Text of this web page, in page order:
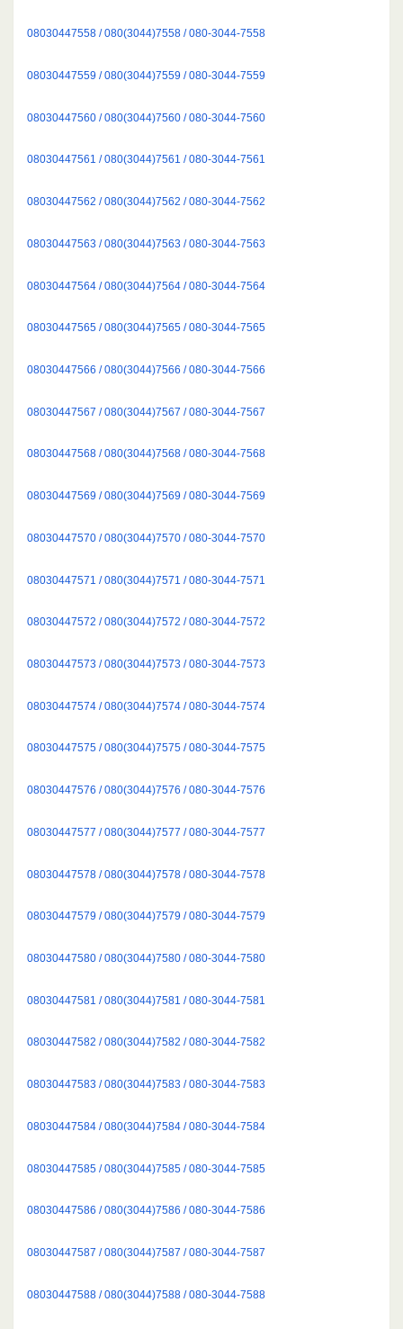
08030447558 / 080(3044)7558 / 080-3044-7558
08030447559 / 080(3044)7559 / 080-3044-7559
08030447560 / 080(3044)7560 / 080-3044-7560
08030447561 / 080(3044)7561 / 080-3044-7561
08030447562 / 080(3044)7562 / 080-3044-7562
08030447563 / 080(3044)7563 / 080-3044-7563
08030447564 / 080(3044)7564 / 080-3044-7564
08030447565 / 080(3044)7565 / 080-3044-7565
08030447566 / 080(3044)7566 / 080-3044-7566
08030447567 / 080(3044)7567 / 080-3044-7567
08030447568 / 080(3044)7568 / 080-3044-7568
08030447569 / 080(3044)7569 / 080-3044-7569
08030447570 / 080(3044)7570 / 080-3044-7570
08030447571 / 080(3044)7571 / 080-3044-7571
08030447572 / 080(3044)7572 / 080-3044-7572
08030447573 / 080(3044)7573 / 080-3044-7573
08030447574 / 080(3044)7574 / 080-3044-7574
08030447575 / 080(3044)7575 / 080-3044-7575
08030447576 / 080(3044)7576 / 080-3044-7576
08030447577 / 080(3044)7577 / 080-3044-7577
08030447578 / 080(3044)7578 / 080-3044-7578
08030447579 / 080(3044)7579 / 080-3044-7579
08030447580 / 080(3044)7580 / 080-3044-7580
08030447581 / 080(3044)7581 / 080-3044-7581
08030447582 / 080(3044)7582 / 080-3044-7582
08030447583 / 080(3044)7583 / 080-3044-7583
08030447584 / 080(3044)7584 / 080-3044-7584
08030447585 / 080(3044)7585 / 080-3044-7585
08030447586 / 080(3044)7586 / 080-3044-7586
08030447587 / 080(3044)7587 / 080-3044-7587
08030447588 / 080(3044)7588 / 080-3044-7588